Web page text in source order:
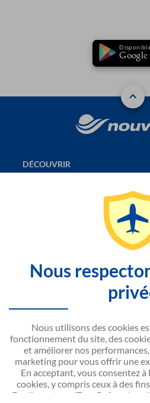
DÉCOUVRIR
PAGES CONSULTÉES
SITEMAP
NOUVELAIR CORPORATE
Nous
Nous utilisons des cookies
fonctionnement du site, des
et améliorer nos
marketing pour vous offrir une
En acceptant, vous consentez
cookies, y compris ceux à des
En cliquant sur 'Tout Refuser',